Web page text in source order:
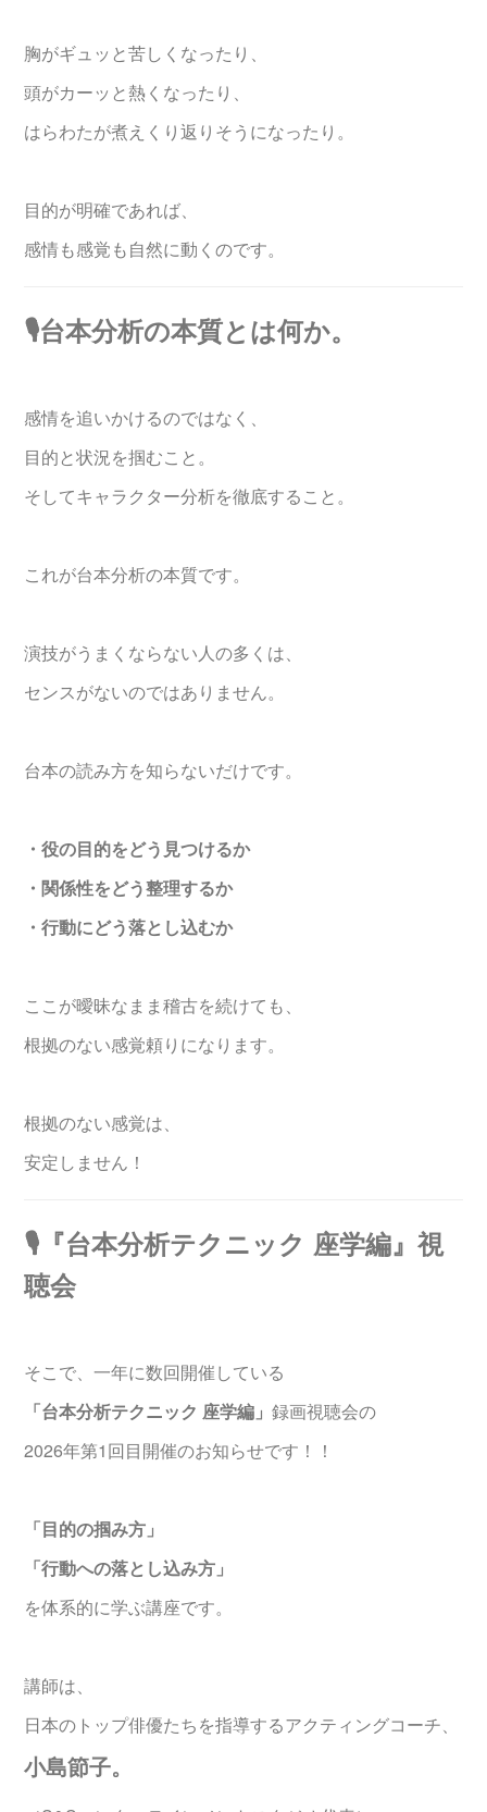
胸がギュッと苦しくなったり、
頭がカーッと熱くなったり、
はらわたが煮えくり返りそうになったり。
目的が明確であれば、
感情も感覚も自然に動くのです。
🎙️台本分析の本質とは何か。
感情を追いかけるのではなく、
目的と状況を掴むこと。
そしてキャラクター分析を徹底すること。
これが台本分析の本質です。
演技がうまくならない人の多くは、
センスがないのではありません。
台本の読み方を知らないだけです。
・役の目的をどう見つけるか
・関係性をどう整理するか
・行動にどう落とし込むか
ここが曖昧なまま稽古を続けても、
根拠のない感覚頼りになります。
根拠のない感覚は、
安定しません！
🎙️『台本分析テクニック 座学編』視
聴会
そこで、一年に数回開催している
「台本分析テクニック 座学編」録画視聴会の
2026年第1回目開催のお知らせです！！
「目的の掴み方」
「行動への落とし込み方」
を体系的に学ぶ講座です。
講師は、
日本のトップ俳優たちを指導するアクティングコーチ、
小島節子。